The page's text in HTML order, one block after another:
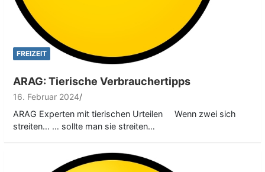
FREIZEIT
ARAG: Tierische Verbrauchertipps
16. Februar 2024
ARAG Experten mit tierischen Urteilen Wenn zwei sich
streiten… … sollte man sie streiten…